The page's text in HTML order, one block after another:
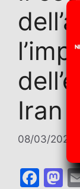
Iran
08/03/2026
F M